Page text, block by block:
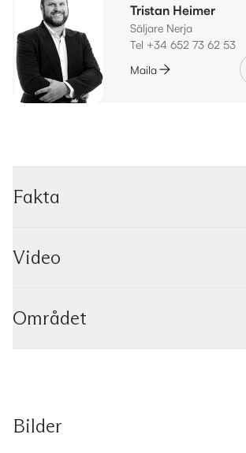
Tristan Heimer
Säljare Nerja
Tel +34 652 73 62 53
Maila
Fakta
Video
Området
Bilder